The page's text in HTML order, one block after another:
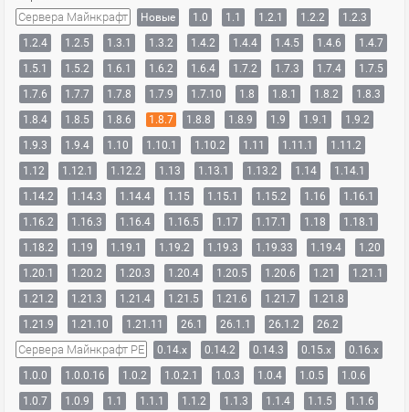
Сервера Майнкрафт Новые 1.0 1.1 1.2.1 1.2.2
1.2.3
1.2.4
1.2.5 1.3.1 1.3.2 1.4.2 1.4.4 1.4.5 1.4.6
1.4.7
1.5.1
1.5.2 1.6.1 1.6.2 1.6.4 1.7.2 1.7.3 1.7.4
1.7.5
1.7.6
1.7.7 1.7.8 1.7.9 1.7.10 1.8 1.8.1 1.8.2
1.8.3
1.8.4
1.8.5 1.8.6 1.8.7 1.8.8 1.8.9 1.9 1.9.1
1.9.2
1.9.3
1.9.4 1.10 1.10.1 1.10.2 1.11 1.11.1
1.11.2
1.12
1.12.1 1.12.2 1.13 1.13.1 1.13.2 1.14
1.14.1
1.14.2
1.14.3 1.14.4 1.15 1.15.1 1.15.2 1.16
1.16.1
1.16.2
1.16.3 1.16.4 1.16.5 1.17 1.17.1 1.18
1.18.1
1.18.2
1.19 1.19.1 1.19.2 1.19.3 1.19.33 1.19.4
1.20
1.20.1
1.20.2 1.20.3 1.20.4 1.20.5 1.20.6 1.21
1.21.1
1.21.2
1.21.3 1.21.4 1.21.5 1.21.6 1.21.7
1.21.8
1.21.9
1.21.10 1.21.11 26.1 26.1.1 26.1.2 26.2
Сервера Майнкрафт PE 0.14.x 0.14.2 0.14.3 0.15.x
0.16.x
1.0.0
1.0.0.16 1.0.2 1.0.2.1 1.0.3 1.0.4 1.0.5
1.0.6
1.0.7
1.0.9 1.1 1.1.1 1.1.2 1.1.3 1.1.4 1.1.5
1.1.6